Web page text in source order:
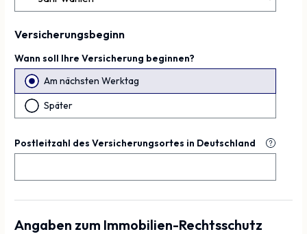
Versicherungsbeginn
Wann soll Ihre Versicherung beginnen?
Am nächsten Werktag
Später
Postleitzahl des Versicherungsortes in Deutschland
Angaben zum Immobilien-Rechtsschutz